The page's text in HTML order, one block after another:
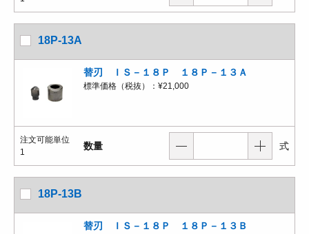
18P-13A
替刃 ＩＳ－１８Ｐ １８Ｐ－１３Ａ
標準価格（税抜）： ¥21,000
注文可能単位
1
数量 式
18P-13B
替刃 ＩＳ－１８Ｐ １８Ｐ－１３Ｂ